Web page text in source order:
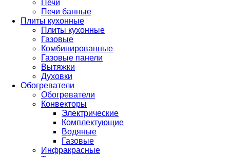
Печи
Печи банные
Плиты кухонные
Плиты кухонные
Газовые
Комбинированные
Газовые панели
Вытяжки
Духовки
Обогреватели
Обогреватели
Конвекторы
Электрические
Комплектующие
Водяные
Газовые
Инфракрасные